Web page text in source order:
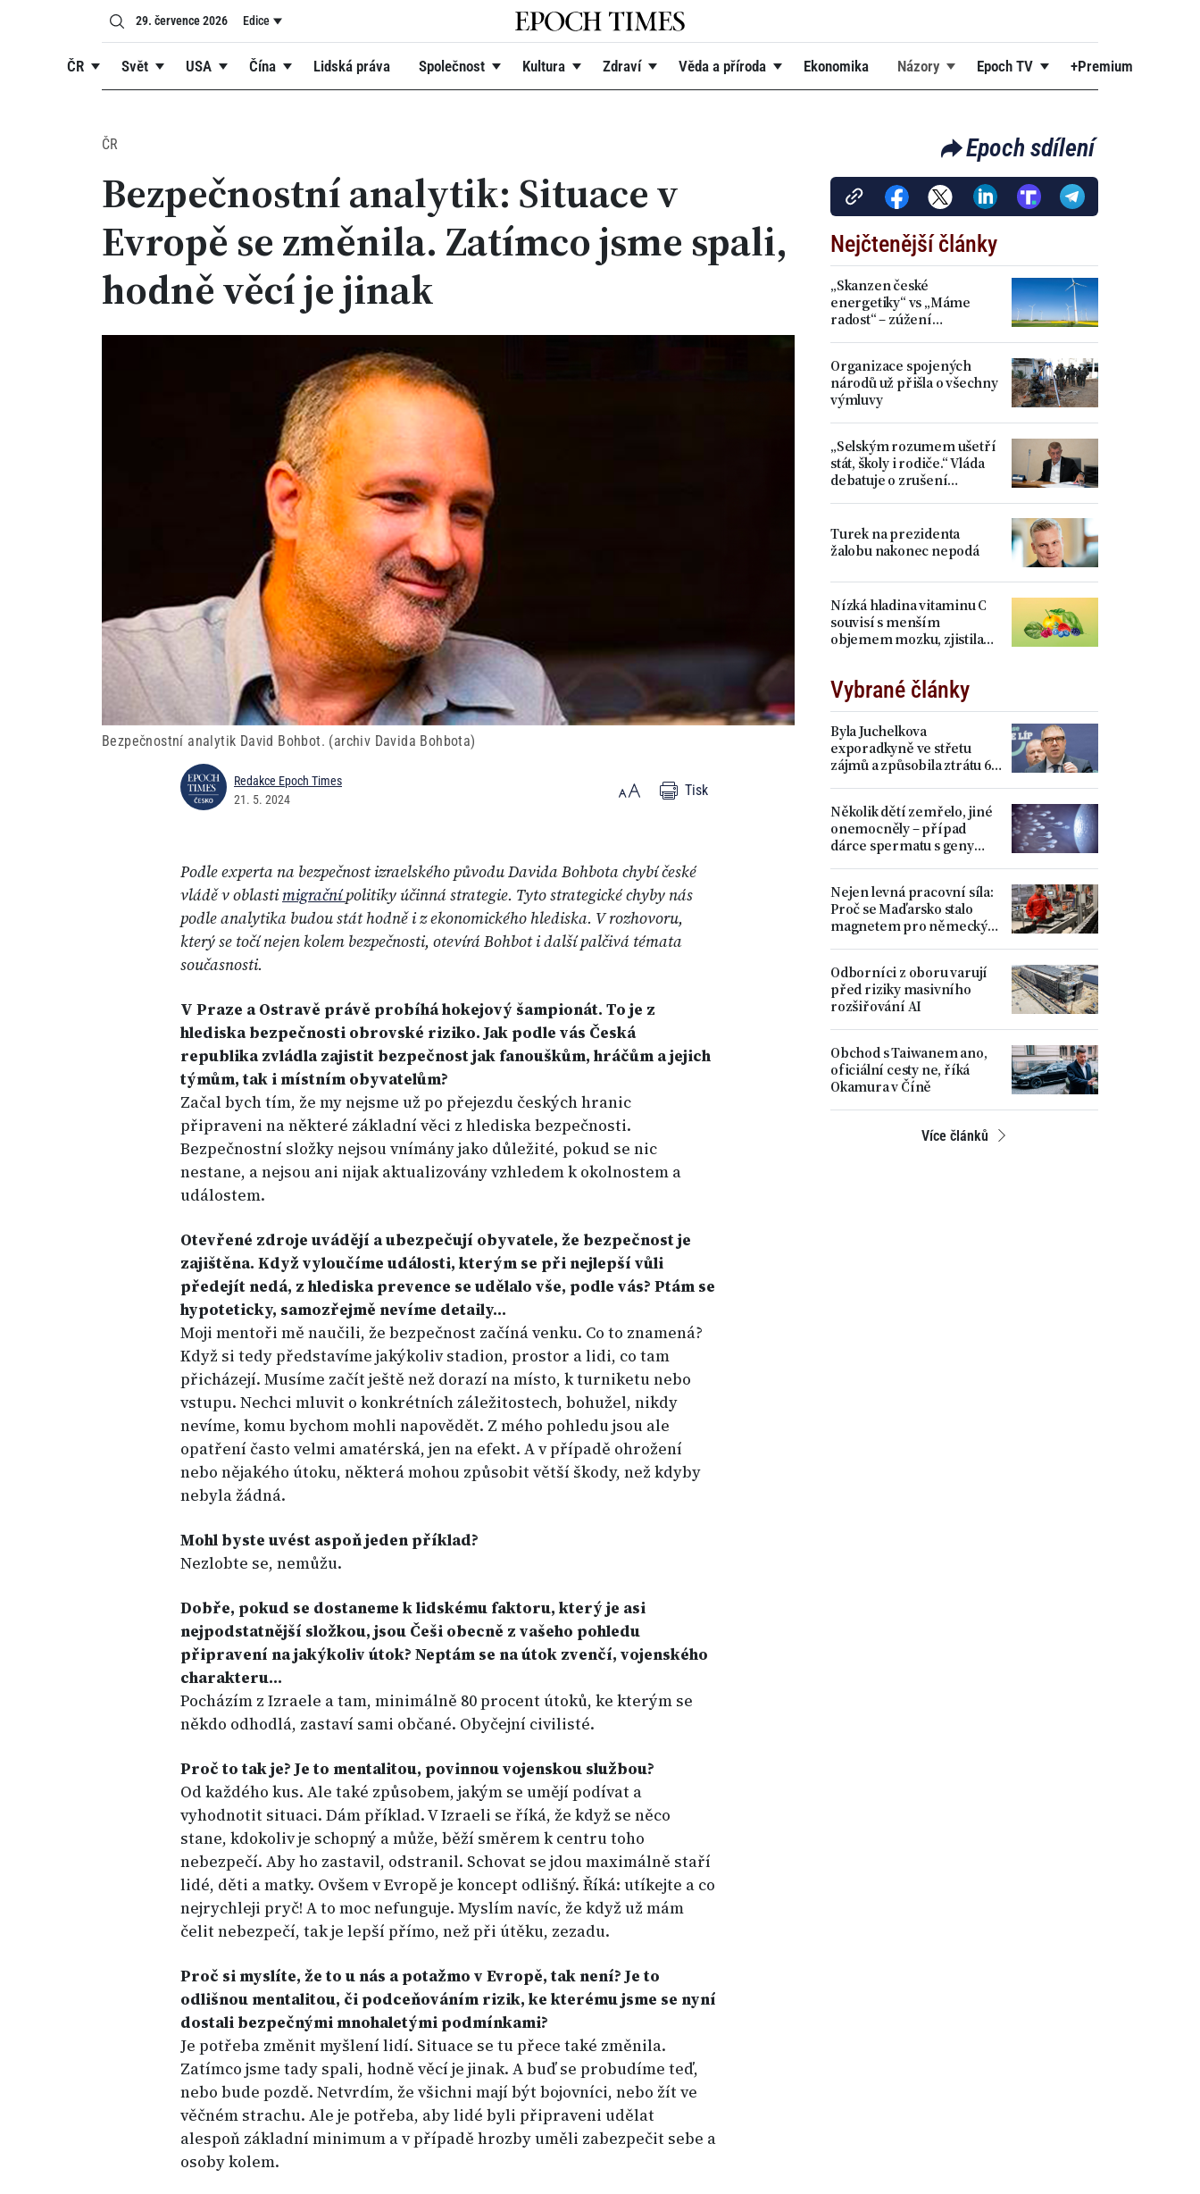
29. července 2026 Edice
ČR Svět USA Čína Lidská práva Společnost Kultura Zdraví Věda a příroda Ekonomika Názory Epoch TV +Premium
ČR
Bezpečnostní analytik: Situace v
Evropě se změnila. Zatímco jsme spali,
hodně věcí je jinak
Bezpečnostní analytik David Bohbot. (archiv Davida Bohbota)
Redakce Epoch Times
21. 5. 2024
Tisk
Podle experta na bezpečnost izraelského původu Davida Bohbota chybí české
vládě v oblasti migračnípolitiky účinná strategie. Tyto strategické chyby nás
podle analytika budou stát hodně i z ekonomického hlediska. V rozhovoru,
který se točí nejen kolem bezpečnosti, otevírá Bohbot i další palčivá témata
současnosti.
V Praze a Ostravě právě probíháhokejový šampionát. To je z
hlediska bezpečnosti obrovské riziko. Jak podle vás Česká
republika zvládla zajistit bezpečnost jak fanouškům, hráčům a jejich
týmům, tak i místním obyvatelům?
Začal bych tím, že my nejsme už po přejezdu českých hranic
připraveni na některé základní věci z hlediska bezpečnosti.
Bezpečnostní složky nejsou vnímány jako důležité, pokud se nic
nestane, a nejsou ani nijak aktualizovány vzhledem k okolnostem a
událostem.
Otevřené zdroje uvádějí a ubezpečují obyvatele, že bezpečnost je
zajištěna. Když vyloučíme události, kterým se při nejlepší vůli
předejít nedá, z hlediska prevence se udělalo vše, podle vás? Ptám se
hypoteticky, samozřejmě nevíme detaily…
Moji mentoři mě naučili, že bezpečnost začíná venku. Co to znamená?
Když si tedy představíme jakýkoliv stadion, prostor a lidi, co tam
přicházejí. Musíme začít ještě než dorazí na místo, k turniketu nebo
vstupu. Nechci mluvit o konkrétních záležitostech, bohužel, nikdy
nevíme, komu bychom mohli napovědět. Z mého pohledu jsou ale
opatření často velmi amatérská, jen na efekt. A v případě ohrožení
nebo nějakého útoku, některá mohou způsobit větší škody, než kdyby
nebyla žádná.
Mohl byste uvést aspoň jeden příklad?
Nezlobte se, nemůžu.
Dobře, pokud se dostaneme k lidskému faktoru, který je asi
nejpodstatnější složkou, jsou Češi obecně z vašeho pohledu
připravení na jakýkoliv útok? Neptám se na útok zvenčí, vojenského
charakteru…
Pocházím z Izraele a tam, minimálně 80 procent útoků, ke kterým se
někdo odhodlá, zastaví sami občané. Obyčejní civilisté.
Proč to tak je? Je to mentalitou, povinnou vojenskou službou?
Od každého kus. Ale také způsobem, jakým se umějí podívat a
vyhodnotit situaci. Dám příklad. V Izraeli se říká, že když se něco
stane, kdokoliv je schopný a může, běží směrem k centru toho
nebezpečí. Aby ho zastavil, odstranil. Schovat se jdou maximálně staří
lidé, děti a matky. Ovšem v Evropě je koncept odlišný. Říká: utíkejte a co
nejrychleji pryč! A to moc nefunguje. Myslím navíc, že když už mám
čelit nebezpečí, tak je lepší přímo, než při útěku, zezadu.
Proč si myslíte, že to u nás a potažmo v Evropě, tak není? Je to
odlišnou mentalitou, či podceňováním rizik, ke kterému jsme se nyní
dostali bezpečnými mnohaletými podmínkami?
Je potřeba změnit myšlení lidí. Situace se tu přece také změnila.
Zatímco jsme tady spali, hodně věcí je jinak. A buď se probudíme teď,
nebo bude pozdě. Netvrdím, že všichni mají být bojovníci, nebo žít ve
věčném strachu. Ale je potřeba, aby lidé byli připraveni udělat
alespoň základní minimum a v případě hrozby uměli zabezpečit sebe a
osoby kolem.
Epoch sdílení
Nejčtenější články
„Skanzen české
energetiky“ vs „Máme
radost“ – zúžení
Organizace spojených
národů už přišla o všechny
výmluvy
„Selským rozumem ušetří
stát, školy i rodiče.“ Vláda
debatuje o zrušení
Turek na prezidenta
žalobu nakonec nepodá
Nízká hladina vitaminu C
souvisí s menším
objemem mozku, zjistila
Vybrané články
Byla Juchelkova
exporadkyně ve střetu
zájmů a způsobila ztrátu 64
ministr
Několik dětí zemřelo, jiné
onemocněly – případ
dárce spermatu s geny
Nejen levná pracovní síla:
Proč se Maďarsko stalo
magnetem pro německý
Odborníci z oboru varují
před riziky masivního
rozšiřování AI
Obchod s Taiwanem ano,
oficiální cesty ne, říká
Okamura v Číně
Více článků